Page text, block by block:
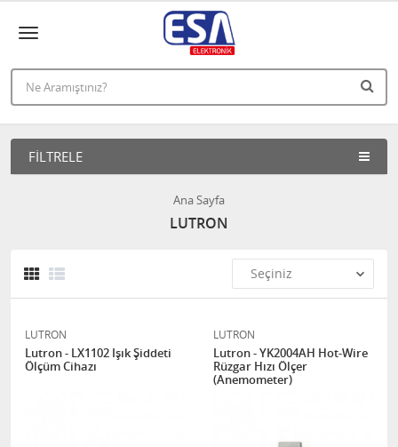
FILTRELE
Ana Sayfa
LUTRON
LUTRON
Lutron - LX1102 Işık Şiddeti
Ölçüm Cihazı
LUTRON
Lutron - YK2004AH Hot-Wire
Rüzgar Hızı Ölçer
(Anemometer)